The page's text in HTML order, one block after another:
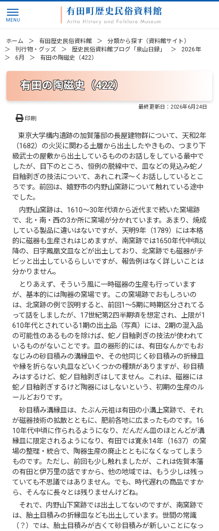
ホーム 有田歴史民俗資料館
分類から探す（資料館サイト）
刊行物・グッズ
歴史民俗資料館ブログ「泉山日録」
2026年
6月
有田の陶磁史（422）
有田の陶磁史（422）
最終更新日：2026年6月24日
印刷
東京大学構内遺跡の加賀藩邸の長屋建物群について、天和2年
（1682）の火災に関わる土層から出土したやきもの、つまり下
級武士の屋敷から出土しているもののお話しをしている最中で
したが、目下のところ、恒例の脱線中で、皿などの見込み蛇ノ
目釉剥ぎの技法について、あれこれ深～くお話ししているとこ
ろです。前回は、嬉野市の内野山窯跡について触れている途中
でした。
内野山窯跡は、1610～30年代頃から近代まで続いた窯場跡
で、北・南・西の3か所に窯場が分かれています。あまり、焼成
している製品に違いはないですが、天明9年（1789）には本格
的に磁器も生産されはじめますが、南窯跡では1650年代中頃以
降の、日字鳳凰文皿などが出土しており、北窯跡でも磁器がチ
ビッと出土しているらしいですが、報告例はなく詳しいことは
分かりません。
とりあえず、そういう風に一時磁器の生産も行っています
が、基本的には陶器の窯場です。この窯場跡でおもしろいの
は、北窯跡の例で説明すると、前回1～5期に時期区分されてる
って話をしましたが、17世紀第2四半期頃を想定され、上限が1
610年代とされている1期の出土品（写真）には、2期の混入品
の可能性のあるものを除けば、蛇ノ目釉剥ぎの技法が使われて
いるものがないことです。皿の器形的には、有田なんかでもお
なじみの砂目積みの溝縁皿や、その他同じく砂目積みの折縁皿
や縁を折らない丸皿などいくつかの種類がありますが、砂目積
みはするけど、蛇ノ目釉剥ぎはしてません。これは、磁器には
蛇ノ目釉剥ぎするけど陶器にはしないという、初期の生産のル
ールどおりです。
砂目積み溝縁皿は、たぶん元祖は有田の小溝上窯跡で、それ
が磁器技術の拡散とともに、肥前各地に広まったものです。16
10年代中頃に作られるようになり、だんだん皿のほとんどが溝
縁皿に限定されるようになり、有田では寛永14年（1637）の窯
場の整理・統合で、陶器生産の廃止とともになくなってしまう
ものです。ただし、前回も少し触れましたが、これは佐賀本藩
の有田と伊万里の話ですから、他の地域では、もう少しは残っ
ていても不思議ではありません。でも、時代遅れの商品ですか
ら、そんなに長々とは残りませんけどね。
それで、内野山下窯跡では出土してないのですが、南窯跡で
は、胎土目積みの折縁皿なども出土しています。世間の常識
（？）では、胎土目積みが古くて砂目積みが新しいことになっ